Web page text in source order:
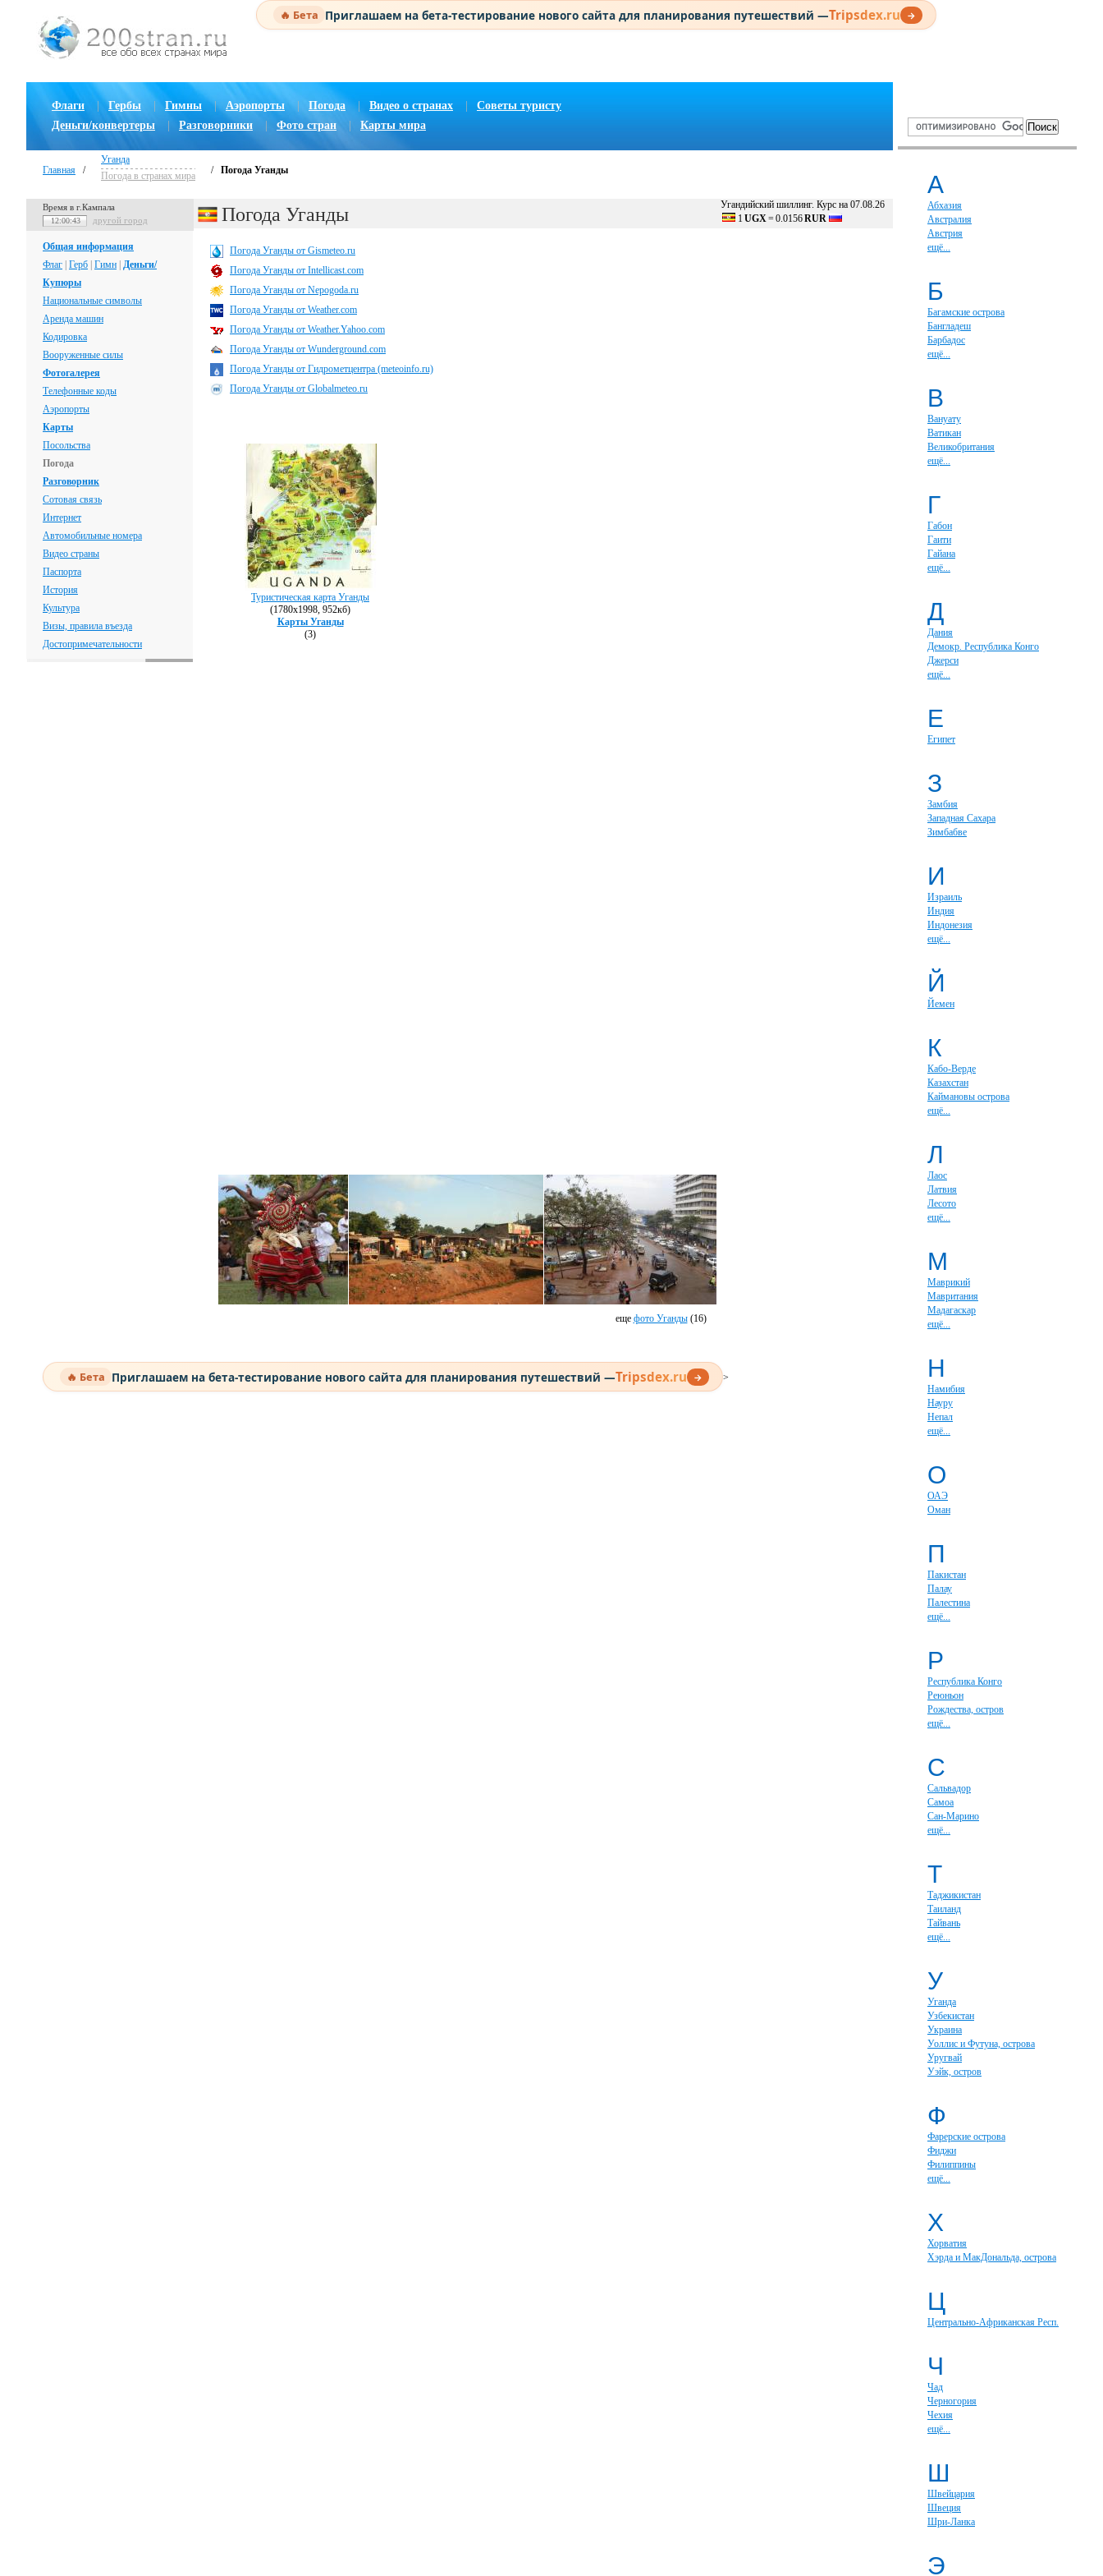
🔥 Бета Приглашаем на бета-тестирование нового сайта для планирования путешествий —Tripsdex.ru →
Флаги Гербы Гимны | Аэропорты Погода | Видео о странах
Советы туристу
Деньги/конвертеры
Разговорники Фото стран Карты мира
Главная /
Уганда
Погода в странах мира
/ Погода Уганды
Время в г.Кампала
12:00:44 другой город
Общая информация
Флаг Герб Гимн Деньги/
Купюры
Национальные символы
Аренда машин
Кодировка
Вооруженные силы
Фотогалерея
Телефонные коды
Аэропорты
Карты
Посольства
Погода
Разговорник
Сотовая связь
Интернет
Автомобильные номера
Видео страны
Паспорта
История
Культура
Визы, правила въезда
Достопримечательности
Угандийский шиллинг. Курс на 07.08.26
1 UGX=0.0156RUR
Погода Уганды
Погода Уганды от Gismeteo.ru
Погода Уганды от Intellicast.com
Погода Уганды от Nepogoda.ru
Погода Уганды от Weather.com
Погода Уганды от Weather.Yahoo.com
Погода Уганды от Wunderground.com
Погода Уганды от Гидрометцентра (meteoinfo.ru)
Погода Уганды от Globalmeteo.ru
Туристическая карта Уганды
(1780х1998, 952кб)
Карты Уганды
(3)
еще фото Уганды(16)
🔥 Бета Приглашаем на бета-тестирование нового сайта для планирования путешествий —Tripsdex.ru → >
А
Абхазия
Австралия
Австрия
ещё...
Б
Багамские острова
Бангладеш
Барбадос
ещё...
В
Вануату
Ватикан
Великобритания
ещё...
Г
Габон
Гаити
Гайана
ещё...
Д
Дания
Демокр. Республика Конго
Джерси
ещё...
Е
Египет
З
Замбия
Западная Сахара
Зимбабве
И
Израиль
Индия
Индонезия
ещё...
Й
Йемен
К
Кабо-Верде
Казахстан
Каймановы острова
ещё...
Л
Лаос
Латвия
Лесото
ещё...
М
Маврикий
Мавритания
Мадагаскар
ещё...
Н
Намибия
Науру
Непал
ещё...
О
ОАЭ
Оман
П
Пакистан
Палау
Палестина
ещё...
Р
Республика Конго
Реюньон
Рождества, остров
ещё...
С
Сальвадор
Самоа
Сан-Марино
ещё...
Т
Таджикистан
Таиланд
Тайвань
ещё...
У
Уганда
Узбекистан
Украина
Уоллис и Футуна, острова
Уругвай
Уэйк, остров
Ф
Фарерские острова
Фиджи
Филиппины
ещё...
Х
Хорватия
Хэрда и МакДональда, острова
Ц
Центрально-Африканская Респ.
Ч
Чад
Черногория
Чехия
ещё...
Ш
Швейцария
Швеция
Шри-Ланка
Э